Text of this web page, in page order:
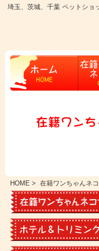
埼玉、茨城、千葉 ペットショ
HOME > 在籍ワンちゃんネ